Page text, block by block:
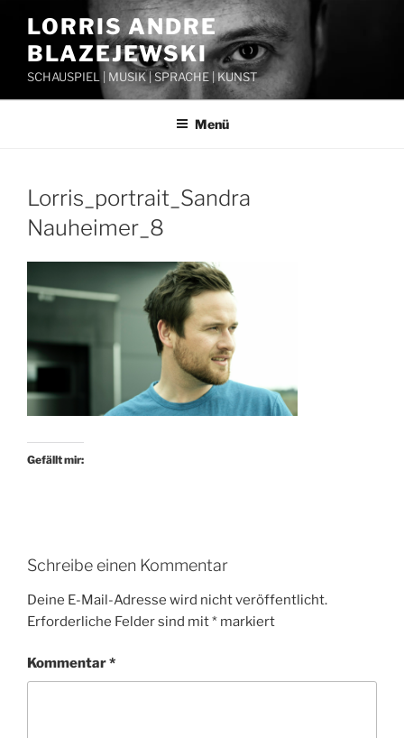
Inhalt
springen
LORRIS ANDRE
BLAZEJEWSKI
SCHAUSPIEL | MUSIK | SPRACHE | KUNST
Menü
Lorris_portrait_Sandra
Nauheimer_8
Gefällt mir:
Schreibe einen Kommentar
Deine E-Mail-Adresse wird nicht veröffentlicht.
Erforderliche Felder sind mit* markiert
Kommentar*